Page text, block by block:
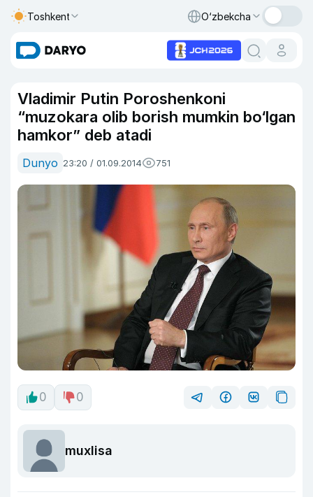
Toshkent O‘zbekcha
Vladimir Putin Poroshenkoni
“muzokara olib borish mumkin bo‘lgan
hamkor” deb atadi
Dunyo 23:20 / 01.09.2014 751
0 0
muxlisa